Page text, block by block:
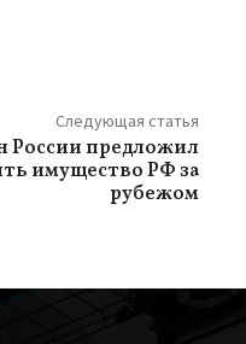
Следующая статья
предложил
имущество РФ за
рубежом